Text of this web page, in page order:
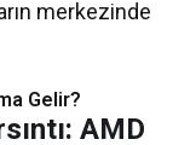
merkezinde
Gelir?
AMD